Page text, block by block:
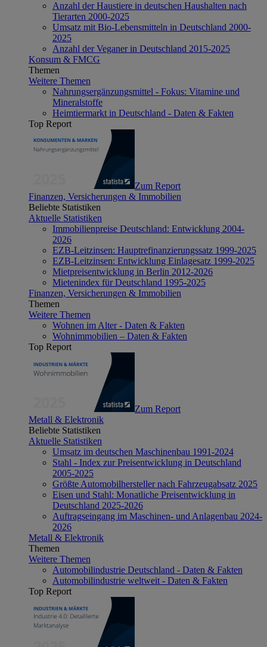
Anzahl der Haustiere in deutschen Haushalten nach
Tierarten 2000-2025
Umsatz mit Bio-Lebensmitteln in Deutschland 2000-
2025
Anzahl der Veganer in Deutschland 2015-2025
Konsum & FMCG
Themen
Weitere Themen
Nahrungsergänzungsmittel - Fokus: Vitamine und
Mineralstoffe
Heimtiermarkt in Deutschland - Daten & Fakten
Top Report
Zum Report
Finanzen, Versicherungen & Immobilien
Beliebte Statistiken
Aktuelle Statistiken
Immobilienpreise Deutschland: Entwicklung 2004-
2026
EZB-Leitzinsen: Hauptrefinanzierungssatz 1999-2025
EZB-Leitzinsen: Entwicklung Einlagesatz 1999-2025
Mietpreisentwicklung in Berlin 2012-2026
Mietenindex für Deutschland 1995-2025
Finanzen, Versicherungen & Immobilien
Themen
Weitere Themen
Wohnen im Alter - Daten & Fakten
Wohnimmobilien – Daten & Fakten
Top Report
Zum Report
Metall & Elektronik
Beliebte Statistiken
Aktuelle Statistiken
Umsatz im deutschen Maschinenbau 1991-2024
Stahl - Index zur Preisentwicklung in Deutschland
2005-2025
Größte Automobilhersteller nach Fahrzeugabsatz 2025
Eisen und Stahl: Monatliche Preisentwicklung in
Deutschland 2025-2026
Auftragseingang im Maschinen- und Anlagenbau 2024-
2026
Metall & Elektronik
Themen
Weitere Themen
Automobilindustrie Deutschland - Daten & Fakten
Automobilindustrie weltweit - Daten & Fakten
Top Report